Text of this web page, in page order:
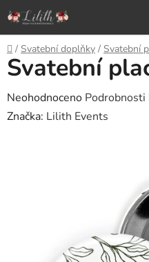
Přejít
na
obsah
Domů
/ Svatební doplňky / Svatební
Svatební
Průměrné
hodnocení
Neohodnoceno Podrobnosti
Značka: Lilith Events